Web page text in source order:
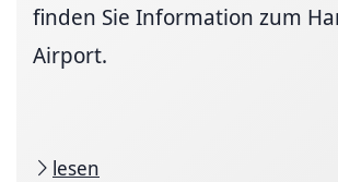
finden Sie Information zum
Airport.
lesen